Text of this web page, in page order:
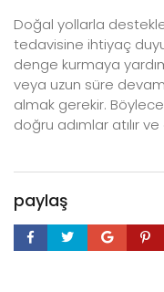
Doğal yollarla
tedavisine ihtiyaç
denge kurmaya
veya uzun süre
almak gerekir.
doğru adımlar atılır
paylaş